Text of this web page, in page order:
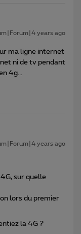
years ago
ma ligne internet
ni de tv pendant
4g...
years ago
sur quelle
lors du premier
la 4G ?